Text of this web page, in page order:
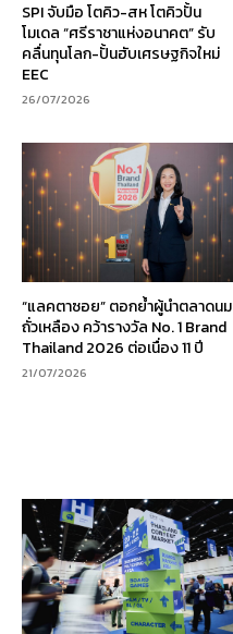
SPI จับมือ โตคิว-สห โตคิวปั้น
โมเดล “ศรีราชาแห่งอนาคต” รับ
คลื่นทุนโลก-ปั้นฮับเศรษฐกิจใหม่
EEC
26/07/2026
“แลคตาซอย” ตอกย้ำผู้นำตลาดนม
ถั่วเหลือง คว้ารางวัล No. 1 Brand
Thailand 2026 ต่อเนื่อง 11 ปี
21/07/2026